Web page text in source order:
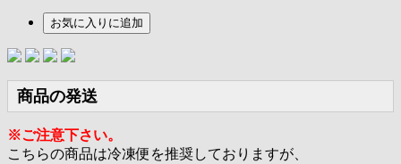
お気に入りに追加
商品の発送
※ご注意下さい。
こちらの商品は冷凍便を推奨しておりますが、